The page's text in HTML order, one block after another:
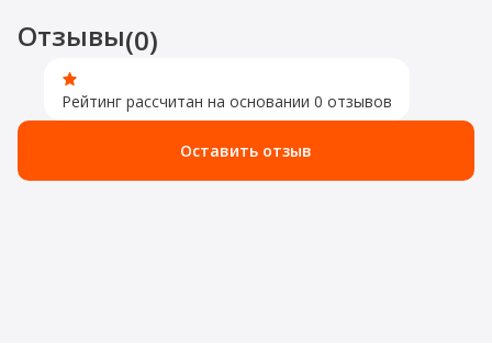
Отзывы(0)
Рейтинг рассчитан на основании 0 отзывов
Оставить отзыв